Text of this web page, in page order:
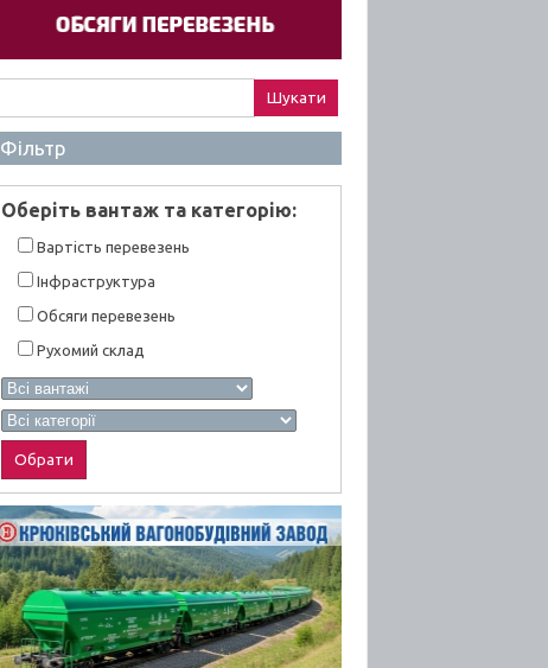
Фільтр
Оберiть вантаж та категорiю:
Вартiсть перевезень
Інфраструктура
Обсяги перевезень
Рухомий склад